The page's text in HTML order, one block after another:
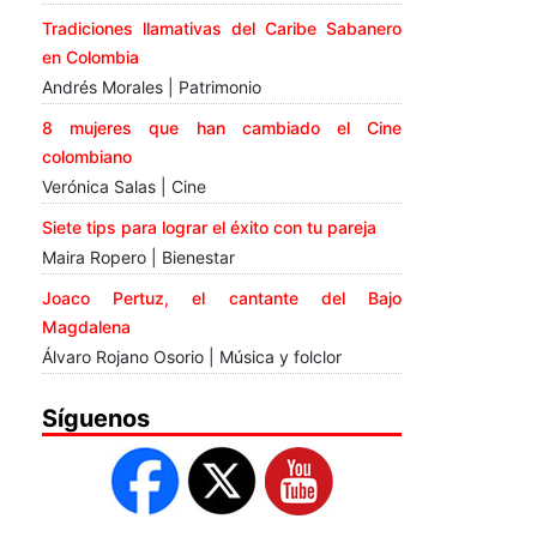
Tradiciones llamativas del Caribe Sabanero
en Colombia
Andrés Morales | Patrimonio
8 mujeres que han cambiado el Cine
colombiano
Verónica Salas | Cine
Siete tips para lograr el éxito con tu pareja
Maira Ropero | Bienestar
Joaco Pertuz, el cantante del Bajo
Magdalena
Álvaro Rojano Osorio | Música y folclor
Síguenos